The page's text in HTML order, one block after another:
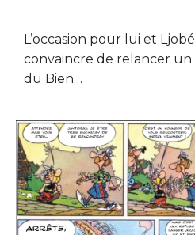
L’occasion pour lui et
convaincre de relancer
du Bien…